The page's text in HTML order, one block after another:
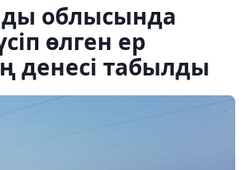
​​облысында
өлген ер
денесі табылды